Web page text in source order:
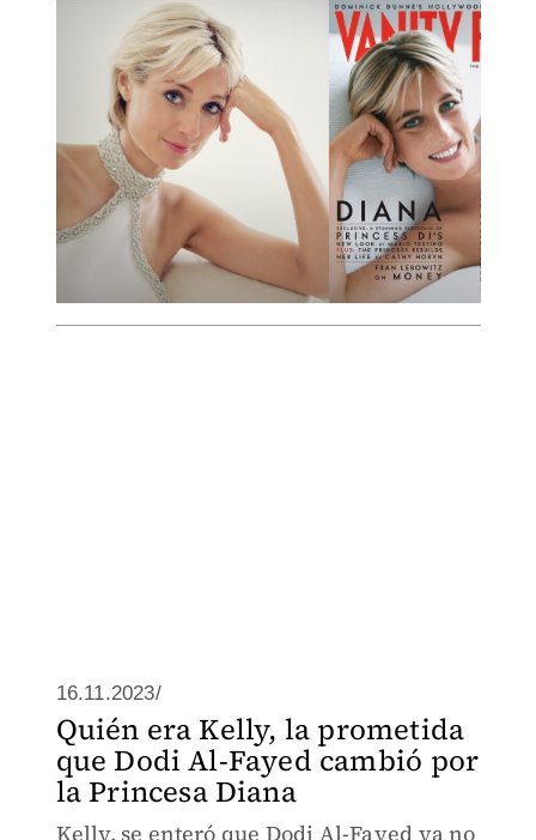
16.11.2023/
Quién era Kelly, la prometida
que Dodi Al-Fayed cambió por
la Princesa Diana
Kelly, se enteró que Dodi Al-Fayed ya no